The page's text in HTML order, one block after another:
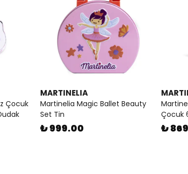
Çocuk
MARTINELIA
Martinelia Magic Ballet Beauty
Set Tin
₺ 999.00
Çocuk
₺